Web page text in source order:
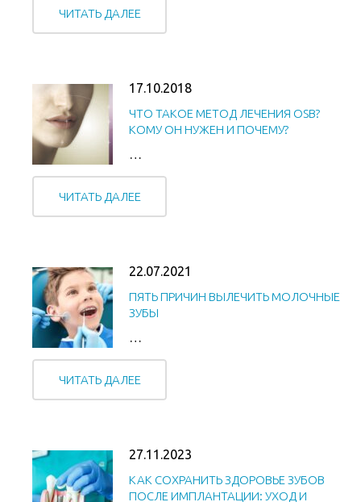
ЧИТАТЬ ДАЛЕЕ
17.10.2018
ЧТО ТАКОЕ МЕТОД ЛЕЧЕНИЯ OSB?
КОМУ ОН НУЖЕН И ПОЧЕМУ?
…
ЧИТАТЬ ДАЛЕЕ
22.07.2021
ПЯТЬ ПРИЧИН ВЫЛЕЧИТЬ МОЛОЧНЫЕ
ЗУБЫ
…
ЧИТАТЬ ДАЛЕЕ
27.11.2023
КАК СОХРАНИТЬ ЗДОРОВЬЕ ЗУБОВ
ПОСЛЕ ИМПЛАНТАЦИИ: УХОД И